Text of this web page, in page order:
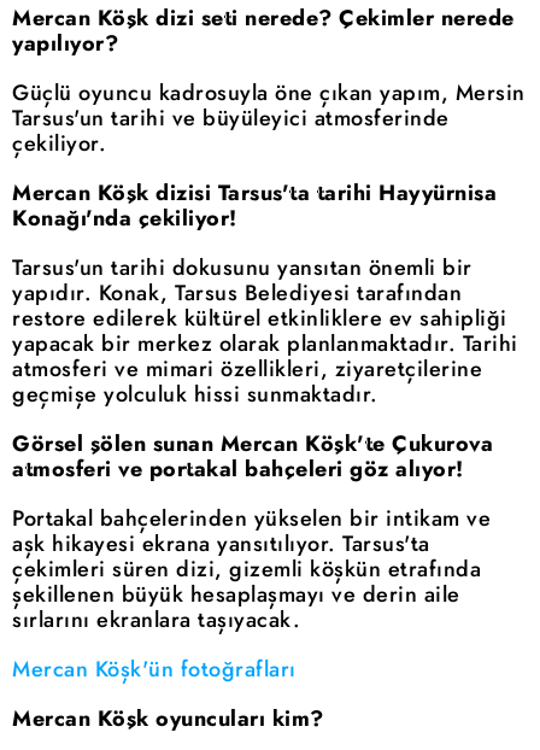
Mercan Köşk dizi seti nerede? Çekimler nerede
yapılıyor?
Güçlü oyuncu kadrosuyla öne çıkan yapım, Mersin
Tarsus'un tarihi ve büyüleyici atmosferinde
çekiliyor.
Mercan Köşk dizisi Tarsus'ta tarihi Hayyürnisa
Konağı'nda çekiliyor!
Tarsus'un tarihi dokusunu yansıtan önemli bir
yapıdır. Konak, Tarsus Belediyesi tarafından
restore edilerek kültürel etkinliklere ev sahipliği
yapacak bir merkez olarak planlanmaktadır. Tarihi
atmosferi ve mimari özellikleri, ziyaretçilerine
geçmişe yolculuk hissi sunmaktadır.
Görsel şölen sunan Mercan Köşk'te Çukurova
atmosferi ve portakal bahçeleri göz alıyor!
Portakal bahçelerinden yükselen bir intikam ve
aşk hikayesi ekrana yansıtılıyor. Tarsus'ta
çekimleri süren dizi, gizemli köşkün etrafında
şekillenen büyük hesaplaşmayı ve derin aile
sırlarını ekranlara taşıyacak.
Mercan Köşk'ün fotoğrafları
Mercan Köşk oyuncuları kim?